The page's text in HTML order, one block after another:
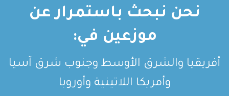
نحن نبحث باستمرار عن
موزعين في:
أفريقيا والشرق الأوسط وجنوب شرق آسيا
وأمريكا اللاتينية وأوروبا